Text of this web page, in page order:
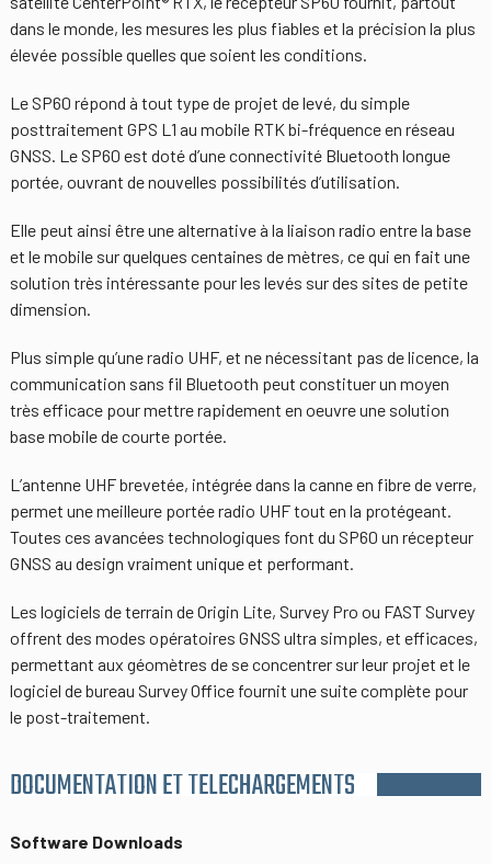
dans le monde, les mesures les plus fiables et la précision la plus
élevée possible quelles que soient les conditions.
Le SP60 répond à tout type de projet de levé, du simple
posttraitement GPS L1 au mobile RTK bi-fréquence en réseau
GNSS. Le SP60 est doté d’une connectivité Bluetooth longue
portée, ouvrant de nouvelles possibilités d’utilisation.
Elle peut ainsi être une alternative à la liaison radio entre la base
et le mobile sur quelques centaines de mètres, ce qui en fait une
solution très intéressante pour les levés sur des sites de petite
dimension.
Plus simple qu’une radio UHF, et ne nécessitant pas de licence, la
communication sans fil Bluetooth peut constituer un moyen
très efficace pour mettre rapidement en oeuvre une solution
base mobile de courte portée.
L’antenne UHF brevetée, intégrée dans la canne en fibre de verre,
permet une meilleure portée radio UHF tout en la protégeant.
Toutes ces avancées technologiques font du SP60 un récepteur
GNSS au design vraiment unique et performant.
Les logiciels de terrain de Origin Lite, Survey Pro ou FAST Survey
offrent des modes opératoires GNSS ultra simples, et efficaces,
permettant aux géomètres de se concentrer sur leur projet et le
logiciel de bureau Survey Office fournit une suite complète pour
le post-traitement.
DOCUMENTATION ET TELECHARGEMENTS
Software Downloads